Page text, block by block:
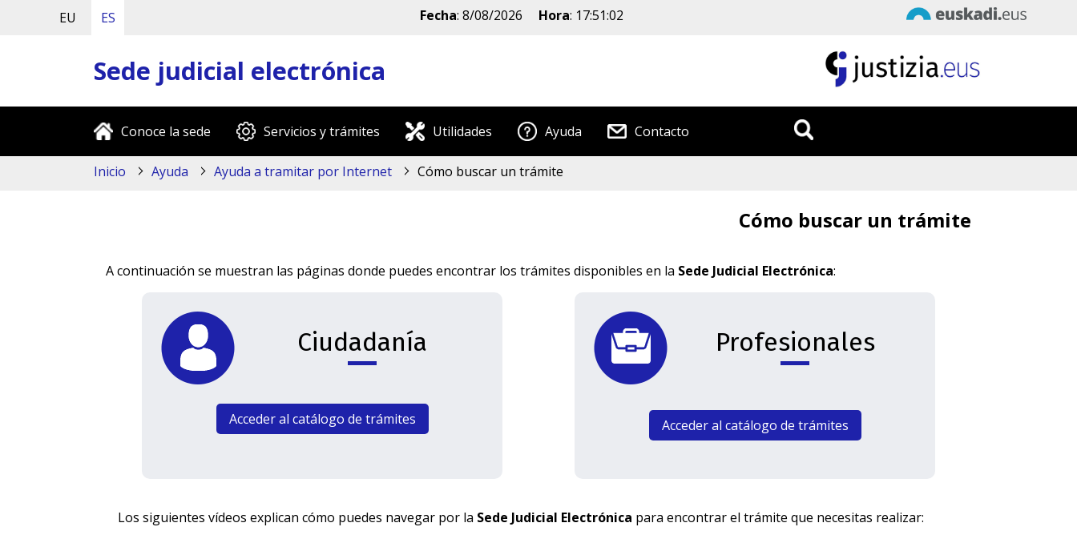
EU ES Fecha: 8/08/2026 Hora: 17:51:02
Sede judicial electrónica
Conoce la sede Servicios y trámites Utilidades Ayuda Contacto
Inicio
Ayuda Ayuda a tramitar por Internet Cómo buscar un trámite
Cómo buscar un trámite
A continuación se muestran las páginas donde puedes encontrar los trámites disponibles en la Sede Judicial Electrónica:
Ciudadanía
Acceder al catálogo de trámites
Profesionales
Acceder al catálogo de trámites
Los siguientes vídeos explican cómo puedes navegar por la Sede Judicial Electrónica para encontrar el trámite que necesitas realizar: